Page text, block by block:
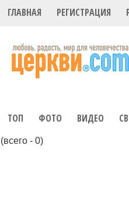
ГЛАВНАЯ РЕГИСТРАЦИЯ
ТОП ФОТО ВИДЕО
(всего - 0)